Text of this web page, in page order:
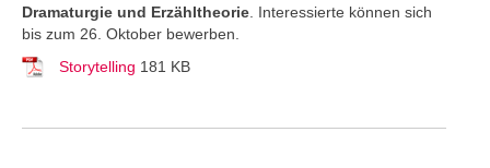
Dramaturgie und Erzähltheorie . Interessierte können sich
bis zum 26. Oktober bewerben.
Storytelling 181 KB